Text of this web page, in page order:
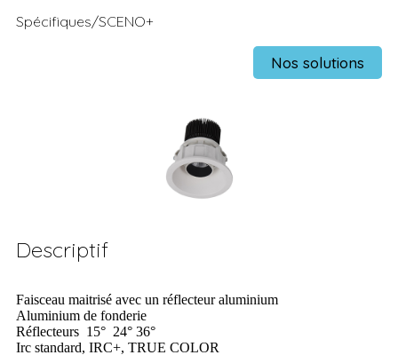
Spécifiques/SCENO+
Nos solutions
Descriptif
Faisceau maitrisé avec un réflecteur aluminium
Aluminium de fonderie
Réflecteurs 15° 24° 36°
Irc standard, IRC+, TRUE COLOR